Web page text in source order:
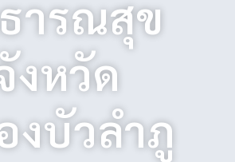
ารณสุข
งหวัด
งบัวลำภู